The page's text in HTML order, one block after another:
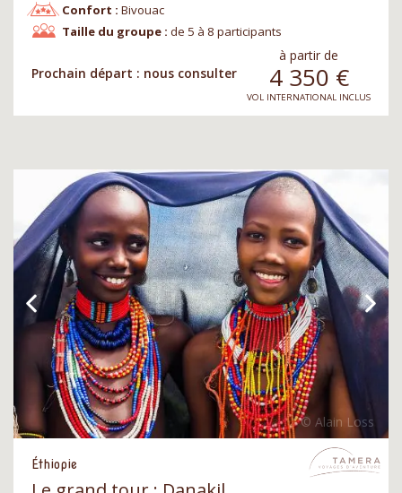
Confort : Bivouac
Taille du groupe : de 5 à 8 participants
Prochain départ : nous consulter
à partir de
4 350 €
VOL INTERNATIONAL INCLUS
Éthiopie